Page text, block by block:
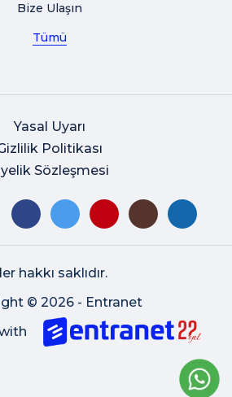
Bize Ulaşın
Tümü
Yasal Uyarı
Politikası
Sözleşmesi
hakkı saklıdır.
© 2026 - Entranet